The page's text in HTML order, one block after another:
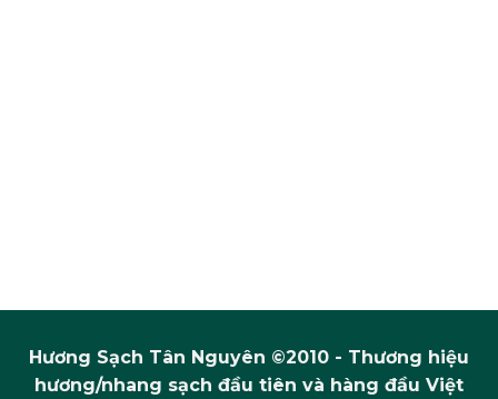
Hương Sạch Tân Nguyên ©2010 - Thương hiệu
hương/nhang sạch đầu tiên và hàng đầu Việt